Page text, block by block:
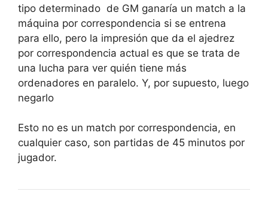
tipo determinado de GM ganaría un match a la
máquina por correspondencia si se entrena
para ello, pero la impresión que da el ajedrez
por correspondencia actual es que se trata de
una lucha para ver quién tiene más
ordenadores en paralelo. Y, por supuesto, luego
negarlo
Esto no es un match por correspondencia, en
cualquier caso, son partidas de 45 minutos por
jugador.